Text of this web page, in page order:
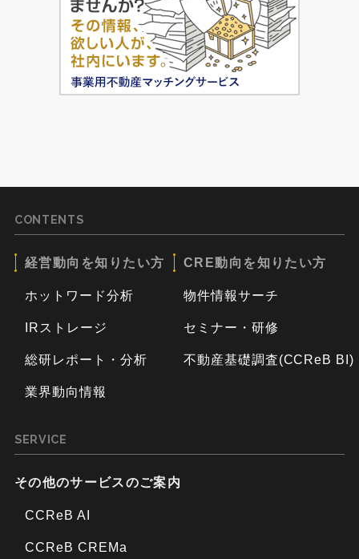
CONTENTS
経営動向を知りたい方
ホットワード分析
IRストレージ
総研レポート・分析
業界動向情報
CRE動向を知りたい方
物件情報サーチ
セミナー・研修
不動産基礎調査(CCReB BI)
SERVICE
その他のサービスのご案内
CCReB AI
CCReB CREMa